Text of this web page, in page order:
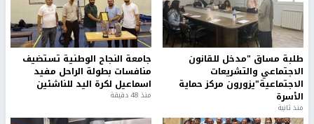
طلبة مساق "مدخل للقانون
الاجتماعي والتشريعات
الاجتماعية"يزورون مركز حماية
الأسرة
منذ ثانية
جامعة النجاح الوطنية تستضيف
منافسات بطولة الراحل مفيد
اسماعيل لكرة اليد للناشئين
منذ 48 دقيقة